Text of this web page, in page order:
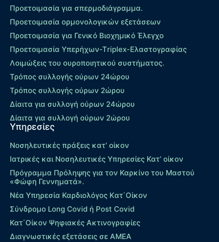
Προετοιμασία για σπερμοδιάγραμμα.
Προετοιμασία ορμονολογικών εξετάσεων
Προετοιμασία για Γενικό Βιοχημικό Έλεγχο
Προετοιμασία Υπερήχων-Τriplex-Ελαστογραφίας
Λοιμώξεις του ουροποιητικού συστήματος.
Τρόπος συλλογής ούρων 24ώρου
Τρόπος συλλογής ούρων 2ώρου
Δίαιτα για συλλογή ούρων 24ώρου
Δίαιτα για συλλογή ούρων 2ώρου
Υπηρεσίες
Νοσηλευτικές πράξεις κατ’ οίκον
Ιατρικές και Νοσηλευτικές Υπηρεσίες Κατ’ οίκον
Πρόγραμμα Πρόληψης για τον Καρκίνο του Μαστού
«Φώφη Γεννηματά».
Νέα Υπηρεσία Καρδιολόγος Kατ΄Οίκον
Σύνδρομο Long Covid ή Post Covid
Κατ΄Οίκον Ψηφιακές Ακτινογραφίες
Διαγνωστικές εξετάσεις σε ΑΜΕΑ